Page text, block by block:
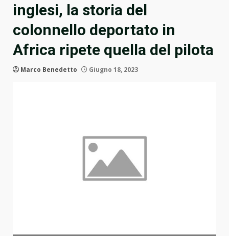
inglesi, la storia del
colonnello deportato in
Africa ripete quella del pilota
Marco Benedetto Giugno 18, 2023